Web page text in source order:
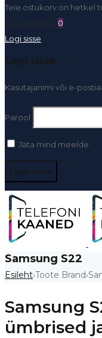
Teie ostukorv on hetkel
0
Logi sisse
Logi sisse
Kasutajanimi või e-
Parool
Jäta mind meelde
Samsung S22
Esileht›Toote Brand›
Samsung
ümbrised